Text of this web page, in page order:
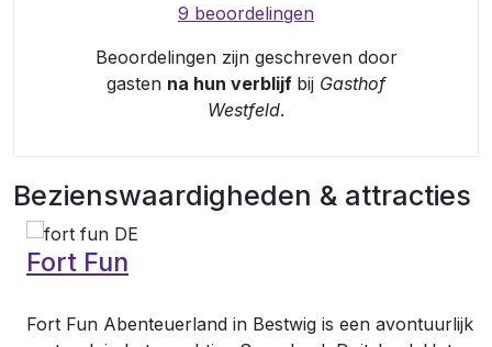
9 beoordelingen
Beoordelingen zijn geschreven door
gasten na hun verblijf bij Gasthof
Westfeld.
Bezienswaardigheden & attracties
Fort Fun
Fort Fun Abenteuerland in Bestwig is een avontuurlijk